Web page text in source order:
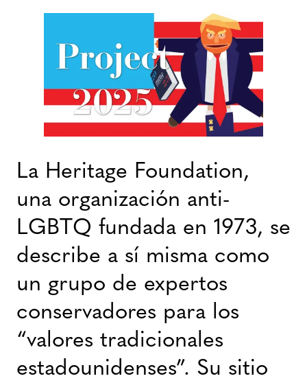
La Heritage Foundation,
una organización anti-
LGBTQ fundada en 1973, se
describe a sí misma como
un grupo de expertos
conservadores para los
“valores tradicionales
estadounidenses”. Su sitio